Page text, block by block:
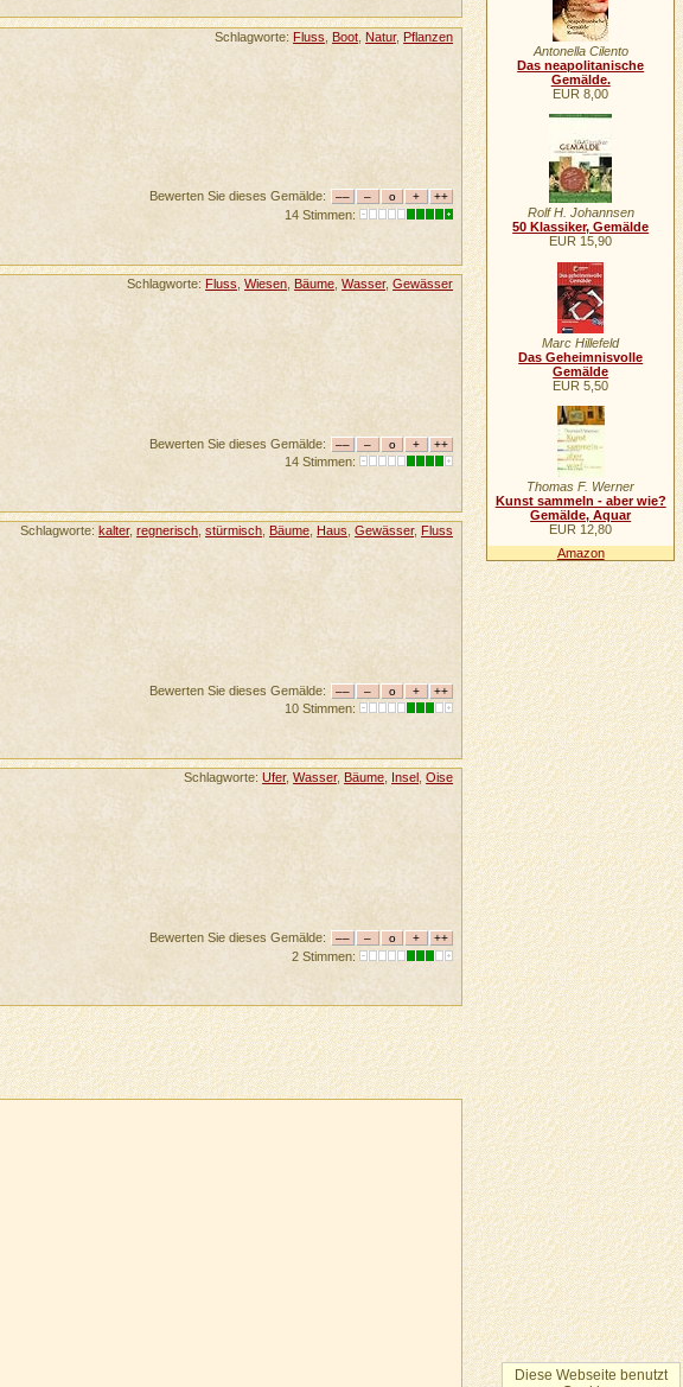
Schlagworte:Fluss ,Boot ,Natur, Pflanzen
Bewerten Sie dieses Gemälde:
14 Stimmen:
Schlagworte:Fluss ,Wiesen ,Bäume ,Wasser,Gewässer
Bewerten Sie dieses Gemälde:
14 Stimmen:
Schlagworte:kalter,regnerisch ,stürmisch ,Bäume ,Haus ,Gewässer,Fluss
Bewerten Sie dieses Gemälde:
10 Stimmen:
Schlagworte:Ufer,Wasser, Bäume Insel ,Oise
Bewerten Sie dieses Gemälde:
2 Stimmen:
Antonella Cilento
Das neapolitanische
Gemälde.
EUR 8,00
Rolf H. Johannsen
50 Klassiker, Gemälde
EUR 15,90
Marc Hillefeld
Das Geheimnisvolle
Gemälde
EUR 5,50
Thomas F. Werner
Kunst sammeln - aber wie?
Gemälde, Aquar
EUR 12,80
Amazon
Diese Webseite benutzt